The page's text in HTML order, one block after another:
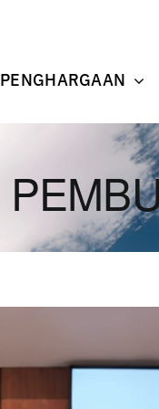
PENGHARGAAN